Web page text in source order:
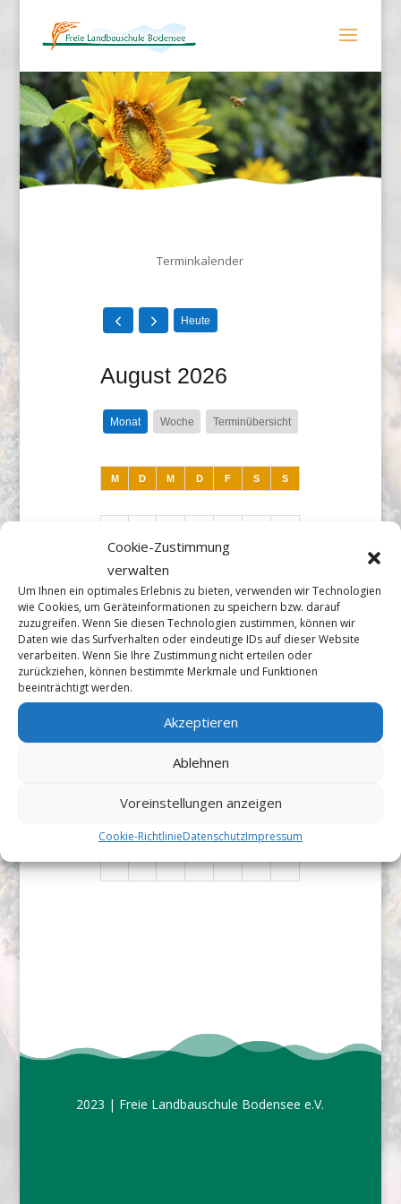
Cookie-Zustimmung
verwalten
Um Ihnen ein optimales Erlebnis zu bieten, verwenden wir Technologien
wie Cookies, um Geräteinformationen zu speichern bzw. darauf
zuzugreifen. Wenn Sie diesen Technologien zustimmen, können wir
Daten wie das Surfverhalten oder eindeutige IDs auf dieser Website
verarbeiten. Wenn Sie Ihre Zustimmung nicht erteilen oder
zurückziehen, können bestimmte Merkmale und Funktionen
beeinträchtigt werden.
Akzeptieren
Ablehnen
Voreinstellungen anzeigen
Cookie-RichtlinieDatenschutzImpressum
Terminkalender
Heute
August 2026
Monat Woche Terminübersicht
M D M D F S S
3 4 5 6 7 8 9
10 11 12 13 14 15 16
19 20
31 1 2 3 4 5 6
2023 | Freie Landbauschule Bodensee e.V.